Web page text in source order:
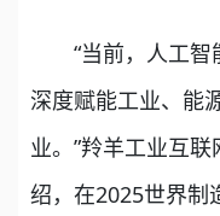
“当前，人工智
深度赋能工业、能
业。”羚羊工业互
绍，在2025世界制